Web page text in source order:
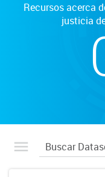
Recursos acerca
justicia